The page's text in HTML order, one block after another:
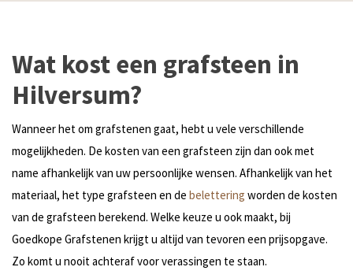
Wat kost een grafsteen in
Hilversum?
Wanneer het om grafstenen gaat, hebt u vele verschillende
mogelijkheden. De kosten van een grafsteen zijn dan ook met
name afhankelijk van uw persoonlijke wensen. Afhankelijk van het
materiaal, het type grafsteen en de belettering worden de kosten
van de grafsteen berekend. Welke keuze u ook maakt, bij
Goedkope Grafstenen krijgt u altijd van tevoren een prijsopgave.
Zo komt u nooit achteraf voor verassingen te staan.